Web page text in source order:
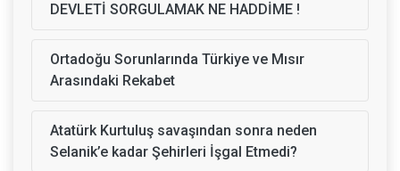
DEVLETİ SORGULAMAK NE HADDİME !
Ortadoğu Sorunlarında Türkiye ve Mısır
Arasındaki Rekabet
Atatürk Kurtuluş savaşından sonra neden
Selanik’e kadar Şehirleri İşgal Etmedi?